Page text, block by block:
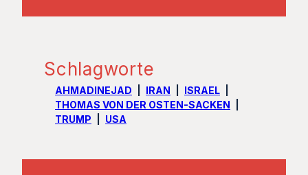
Schlagworte
AHMADINEJAD IRAN
ISRAEL
THOMAS VON DER OSTEN-SACKEN
TRUMP
USA